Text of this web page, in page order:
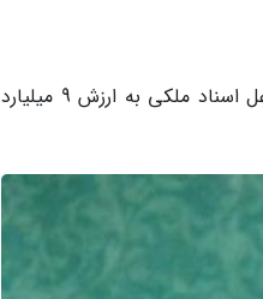
به گزارش باتسک، خبرنگاران/لرستان جانشین فرماندهی انتظامی لرستان از دستگیری جاعل اسناد ملکی به ارزش 9 میلیارد